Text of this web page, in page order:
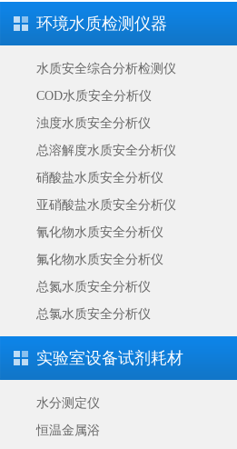
环境水质检测仪器
水质安全综合分析检测仪
COD水质安全分析仪
浊度水质安全分析仪
总溶解度水质安全分析仪
硝酸盐水质安全分析仪
亚硝酸盐水质安全分析仪
氰化物水质安全分析仪
氟化物水质安全分析仪
总氮水质安全分析仪
总氯水质安全分析仪
实验室设备试剂耗材
水分测定仪
恒温金属浴